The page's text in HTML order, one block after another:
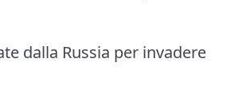
dalla Russia per invadere